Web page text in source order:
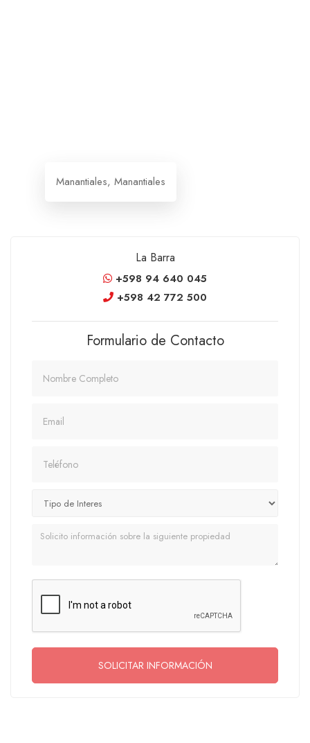
Manantiales, Manantiales
La Barra
+598 94 640 045
+598 42 772 500
Formulario de Contacto
Mensaje
SOLICITAR INFORMACIÓN